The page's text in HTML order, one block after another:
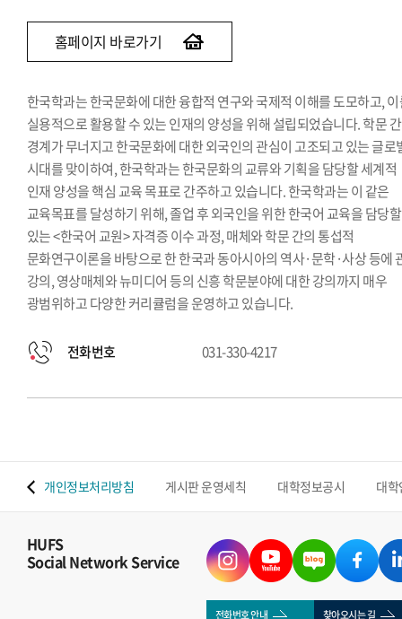
홈페이지 바로가기
한국학과는 한국문화에 대한 융합적 연구와 국제적 이해를 도모하고,
실용적으로 활용할 수 있는 인재의 양성을 위해 설립되었습니다. 학문 간
경계가 무너지고 한국문화에 대한 외국인의 관심이 고조되고 있는 글로
시대를 맞이하여, 한국학과는 한국문화의 교류와 기획을 담당할 세계적
인재 양성을 핵심 교육 목표로 간주하고 있습니다. 한국학과는 이 같은
교육목표를 달성하기 위해, 졸업 후 외국인을 위한 한국어 교육을 담당
있는 <한국어 교원> 자격증 이수 과정, 매체와 학문 간의 통섭적
문화연구이론을 바탕으로 한 한국과 동아시아의 역사·문학·사상 등에
강의, 영상매체와 뉴미디어 등의 신흥 학문분야에 대한 강의까지 매우
광범위하고 다양한 커리큘럼을 운영하고 있습니다.
전화번호 031-330-4217
개인정보처리방침 게시판 운영세칙 대학정보공시 대
HUFS
Social Network Service
전화번호 안내 찾아오시는 길